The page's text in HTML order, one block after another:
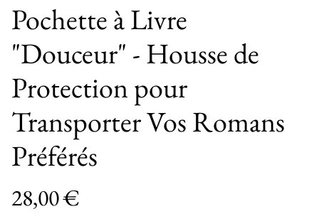
Pochette à Livre
"Douceur" - Housse de
Protection pour
Transporter Vos Romans
Préférés
28,00 €